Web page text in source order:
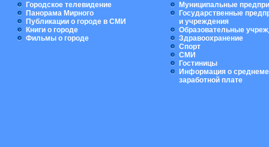
Городское телевидение
Панорама Мирного
Публикации о городе в СМИ
Книги о городе
Фильмы о городе
Муниципальные
Государственные
и учреждения
Образовательные
Здравоохранение
Спорт
СМИ
Гостиницы
Информация о
заработной плате